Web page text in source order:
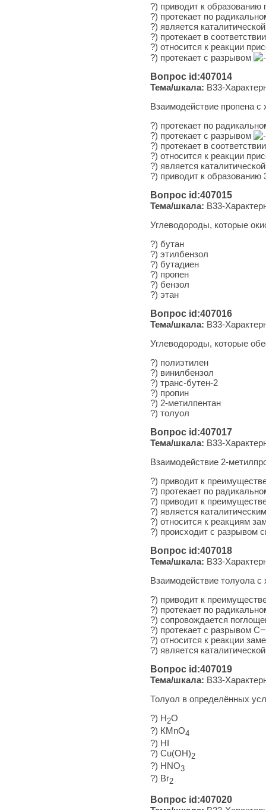
?) приводит к образованию
?) протекает по
?) является
?) протекает в
?) относится к реакции
?) протекает с разрывом
Вопрос id:407014
Тема/шкала: B33-
Взаимодействие пропена с
?) протекает по
?) протекает с раз­ры­вом
?) протекает в
?) относится к ре­ак­ции
?) является
?) приводит к об­ра­зо­ва­нию
Вопрос id:407015
Тема/шкала: B33-
Углеводороды, которые
?) бутан
?) этилбензол
?) бутадиен
?) пропен
?) бензол
?) этан
Вопрос id:407016
Тема/шкала: B33-
Углеводороды, которые
?) полиэтилен
?) винилбензол
?) транс-бутен-2
?) пропин
?) 2-метилпентан
?) толуол
Вопрос id:407017
Тема/шкала: B33-
Взаимодействие 2-
?) приводит к
?) протекает по
?) приводит к
?) является
?) относится к реакциям
?) происходит с разрывом
Вопрос id:407018
Тема/шкала: B33-
Взаимодействие толуола с
?) приводит к
?) протекает по
?) сопровождается
?) протекает с разрывом
?) относится к реакции
?) является
Вопрос id:407019
Тема/шкала: B33-
Толуол в определённых
?) Н2O
?) КМnO4
?) HI
?) Сu(ОН)2
?) HNO3
?) Вr2
Вопрос id:407020